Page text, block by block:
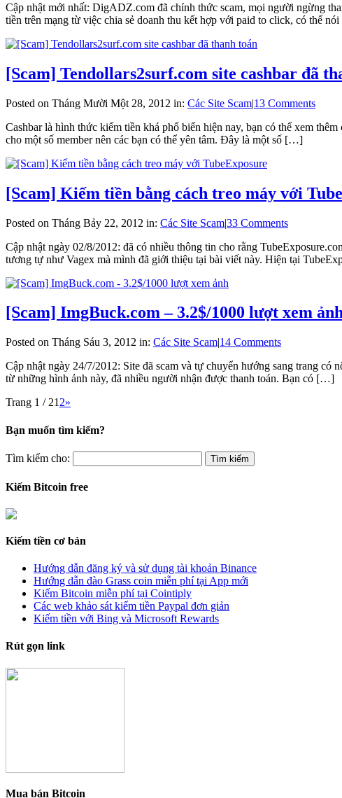
Cập nhật mới nhất: DigADZ.com đã chính thức scam, mọi người ngừng
tiền trên mạng từ việc chia sẻ doanh thu kết hợp với paid to click, có thể
[Scam] Tendollars2surf.com site cashbar đã
Posted on Tháng Mười Một 28, 2012 in: Các Site Scam|13 Comments
Cashbar là hình thức kiếm tiền khá phổ biến hiện nay, bạn có thể xem
cho một số member nên các bạn có thể yên tâm. Đây là một số […]
[Scam] Kiếm tiền bằng cách treo máy với
Posted on Tháng Bảy 22, 2012 in: Các Site Scam|33 Comments
Cập nhật ngày 02/8/2012: đã có nhiều thông tin cho rằng
tương tự như Vagex mà mình đã giới thiệu tại bài viết này. Hiện tại
[Scam] ImgBuck.com – 3.2$/1000 lượt xem
Posted on Tháng Sáu 3, 2012 in: Các Site Scam|14 Comments
Cập nhật ngày 24/7/2012: Site đã scam và tự chuyển hướng sang trang
từ những hình ảnh này, đã nhiều người nhận được thanh toán. Bạn có […]
Trang 1 / 21 2»
Bạn muốn tìm kiếm?
Tìm kiếm cho:
Kiếm Bitcoin free
Kiếm tiền cơ bản
Hướng dẫn đăng ký và sử dụng tài khoản Binance
Hướng dẫn đào Grass coin miễn phí tại App mới
Kiếm Bitcoin miễn phí tại Cointiply
Các web khảo sát kiếm tiền Paypal đơn giản
Kiếm tiền với Bing và Microsoft Rewards
Rút gọn link
Mua bán Bitcoin